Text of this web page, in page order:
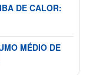
DE CALOR:
MÉDIO DE